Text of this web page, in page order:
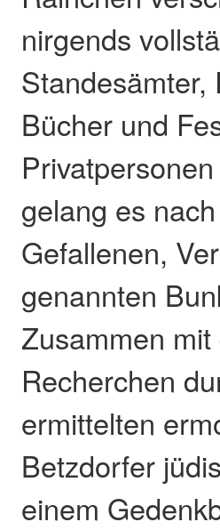
nirgends
Bücher und
gelang es
Gefallenen,
genannten
Zusammen
Recherchen
ermittelten
Betzdorfer
einem